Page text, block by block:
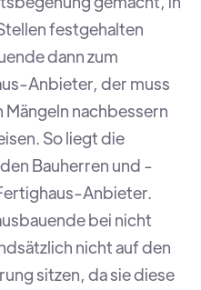
festgehalten
dann zum
Anbieter, der muss
nachbessern
So liegt die
Bauherren und -
Anbieter.
bei nicht
nicht auf den
sitzen, da sie diese